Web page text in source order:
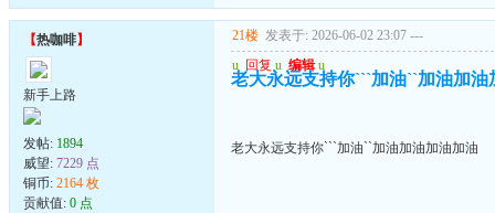
【热咖啡】
新手上路
发帖: 1894
威望: 7229 点
铜币: 2164 枚
贡献值: 0 点
21楼 发表于: 2026-06-02 23:07 ---
u 回复 u 编辑 u
老大永远支持你```加油``加油加油
老大永远支持你```加油``加油加油加油加油